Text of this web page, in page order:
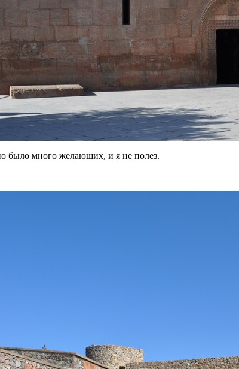
было много желающих, и я не полез.